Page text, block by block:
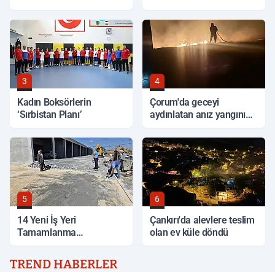
3
Kadın Boksörlerin
‘Sırbistan Planı’
4
Çorum'da geceyi
aydınlatan anız yangını
5
14 Yeni İş Yeri
Tamamlanma
6
Çankırı'da alevlere teslim
olan ev küle döndü
TREND HABERLER